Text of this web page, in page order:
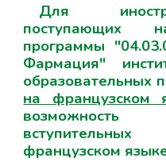
Для
поступающих
программы
Фармация"
образовательных
на французском
французском